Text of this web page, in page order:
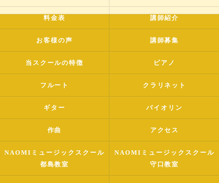
料金表 講師紹介
お客様の声 講師募集
当スクールの特徴 ピアノ
フルート クラリネット
ギター バイオリン
作曲 アクセス
NAOMIミュージックスクール
都島教室
NAOMIミュージックスクール
守口教室